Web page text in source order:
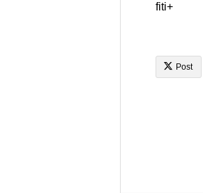
fiti+
Post